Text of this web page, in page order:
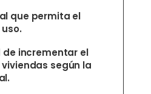
que permita el
de incrementar el
según la